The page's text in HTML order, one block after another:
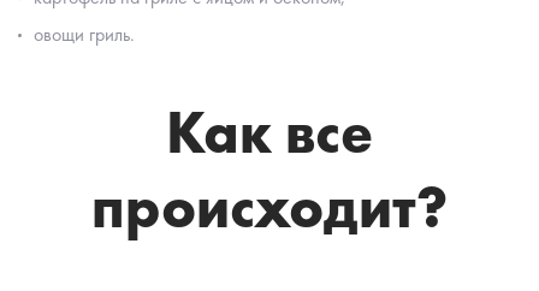
овощи гриль.
Как все
происходит?